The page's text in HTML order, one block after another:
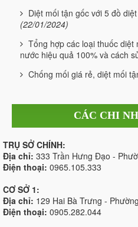
Diệt mối tận gốc với 5 đồ
(22/01/2024)
Tổng hợp các loại thuốc
nước hiệu quả 100% và cách
Chống mối giá rẻ, diệt mối
CÁC CHI
TRỤ SỞ CHÍNH:
Địa chỉ: 333 Trần Hưng Đạo -
Điện thoại: 0965.105.333
CƠ SỞ 1:
Địa chỉ: 129 Hai Bà Trưng -
Điện thoại: 0905.282.044